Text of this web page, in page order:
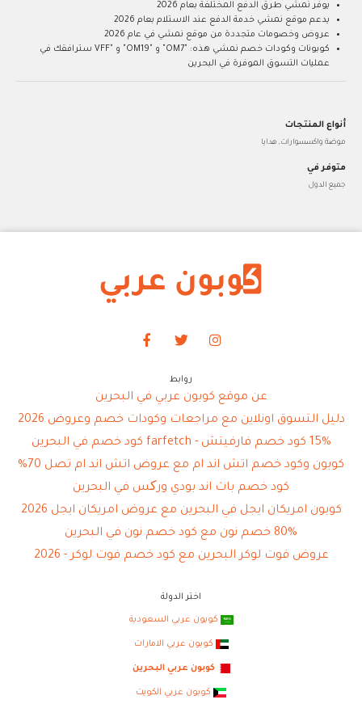
يوفر نمشي طرق الدفع المختلفة بعام 2026
يدعم موقع نمشي خدمة الدفع عند الاستلام بعام 2026
عروض وخصومات متجددة من موقع نمشي في عام 2026
كوبونات وكودات خصم نمشي هذه: "OM7" و "OM19" و "VFF سترافقك في
عمليات التسوق الموفرة في البحرين
أنواع المنتجات
موضة واكسسوارات, هدايا
متوفر في
جميع الدول
روابط
عن موقع كوبون عربي في البحرين
دليل التسوق اونلاين مع مراجعات وكودات خصم وعروض 2026
15% كود خصم فارفيتش - farfetch كود خصم في البحرين
كوبون وكود خصم اتش اند ام مع عروض اتش اند ام تصل 70%
كود خصم باث اند بودي ورکس في البحرين
كوبون امريكان ايجل في البحرين مع عروض امريكان ايجل 2026
80% خصم نون مع كود خصم نون في البحرين
عروض فوت لوكر البحرين مع كود خصم فوت لوكر - 2026
اختر الدولة
كوبون عربي السعودية
كوبون عربي الامارات
كوبون عربي البحرين
كوبون عربي الكويت